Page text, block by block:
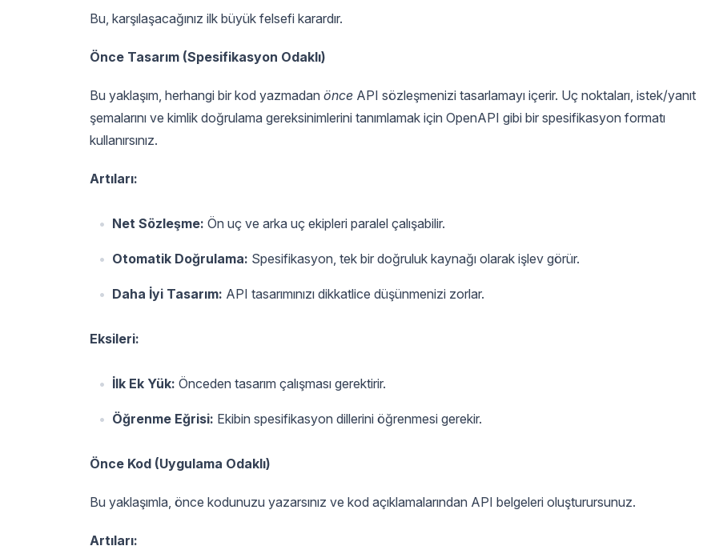
Bu, karşılaşacağınız ilk büyük felsefi karardır.
Önce Tasarım (Spesifikasyon Odaklı)
Bu yaklaşım, herhangi bir kod yazmadan önce API sözleşmenizi tasarlamayı içerir. Uç noktaları, istek/yanıt
şemalarını ve kimlik doğrulama gereksinimlerini tanımlamak için OpenAPI gibi bir spesifikasyon formatı
kullanırsınız.
Artıları:
Net Sözleşme: Ön uç ve arka uç ekipleri paralel çalışabilir.
Otomatik Doğrulama: Spesifikasyon, tek bir doğruluk kaynağı olarak işlev görür.
Daha İyi Tasarım: API tasarımınızı dikkatlice düşünmenizi zorlar.
Eksileri:
İlk Ek Yük: Önceden tasarım çalışması gerektirir.
Öğrenme Eğrisi: Ekibin spesifikasyon dillerini öğrenmesi gerekir.
Önce Kod (Uygulama Odaklı)
Bu yaklaşımla, önce kodunuzu yazarsınız ve kod açıklamalarından API belgeleri oluşturursunuz.
Artıları: